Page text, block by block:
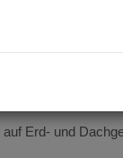
auf Erd- und